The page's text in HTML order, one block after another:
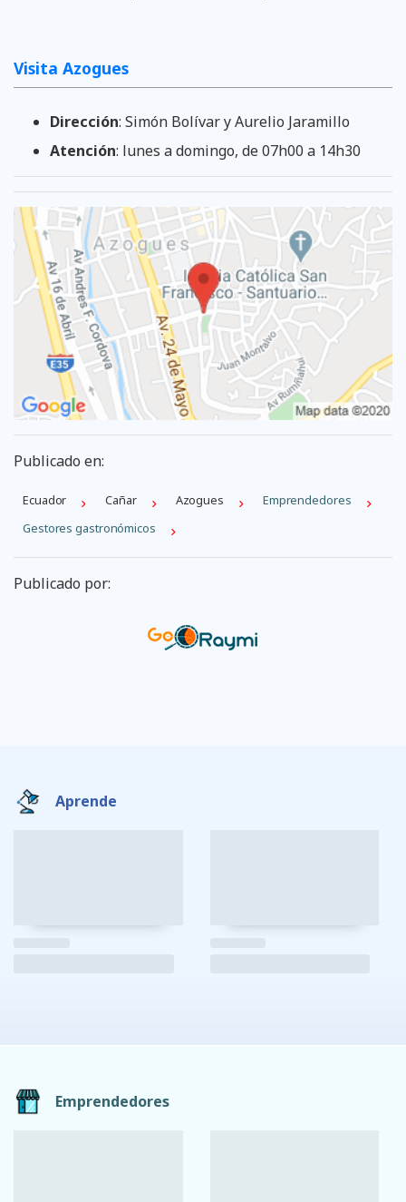
Visita Azogues
Dirección: Simón Bolívar y Aurelio Jaramillo
Atención: lunes a domingo, de 07h00 a 14h30
Publicado en:
Ecuador Cañar Azogues
Emprendedores
Gestores gastronómicos
Publicado por:
Aprende
Emprendedores